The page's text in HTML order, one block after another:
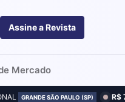
Assine a Revista
Mercado
GRANDE SÃO PAULO (SP) R$